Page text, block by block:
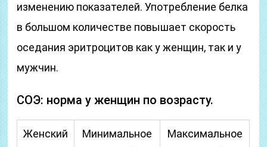
изменению показателей. Употребление белка
в большом количестве повышает скорость
оседания эритроцитов как у женщин, так и у
мужчин.
СОЭ: норма у женщин по возрасту.
Женский
Минимальное
Максимальное